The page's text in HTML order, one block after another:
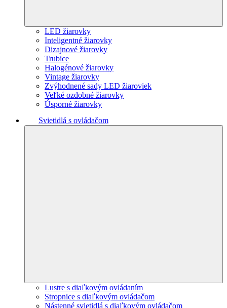
LED žiarovky
Inteligentné žiarovky
Dizajnové žiarovky
Trubice
Halogénové žiarovky
Vintage žiarovky
Zvýhodnené sady LED žiaroviek
Veľké ozdobné žiarovky
Úsporné žiarovky
Svietidlá s ovládačom
Lustre s diaľkovým ovládaním
Stropnice s diaľkovým ovládačom
Nástenné svietidlá s diaľkovým ovládačom